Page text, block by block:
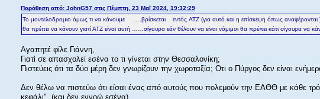
Παράθεση από: JohnG57 στις Πέμπτη, 23 Μαΐ 2024, 19:32:29
Το μοντελοδρομιο όμως τι να κάνουμε ….βρίσκεται εντός ATZ (για αυτό και η επίσκεψη όπως αναφέρονται )
θα πρέπει να κάνουν γιατί ΑΤΖ είναι αυτή ……σίγουρα εάν θέλουν να είναι νόμιμοι θα πρέπει κάτι σίγουρα να
Αγαπητέ φίλε Γιάννη,
Γιατί σε απασχολεί εσένα το τι γίνεται στην Θεσσαλονίκη;
Πιστεύεις ότι τα δύο μέρη δεν γνωρίζουν την χωροταξία; Οτι ο Πύργος δεν είναι
Δεν θέλω να πιστεύω ότι είσαι ένας από αυτούς που πολεμούν την ΕΑΘΘ με κάθε
κεφάλι". (και δεν εννοώ εσένα).